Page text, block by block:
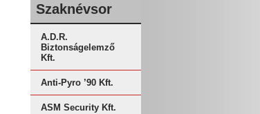
Szaknévsor
A.D.R.
Biztonságelemző
Kft.
Anti-Pyro ’90 Kft.
ASM Security Kft.